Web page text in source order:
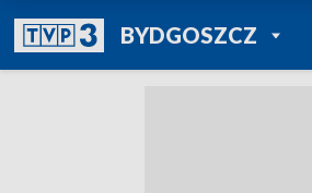
BYDGOSZCZPOWRÓT DO
TVP REGIONY